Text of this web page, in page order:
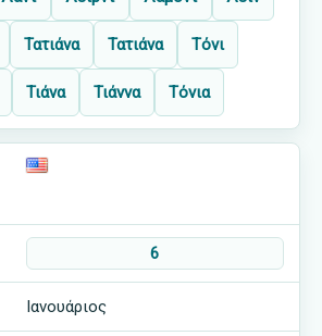
Τατιάνα Τατιάνα Τόνι
Τιάνα Τιάννα Τόνια
6
Ιανουάριος